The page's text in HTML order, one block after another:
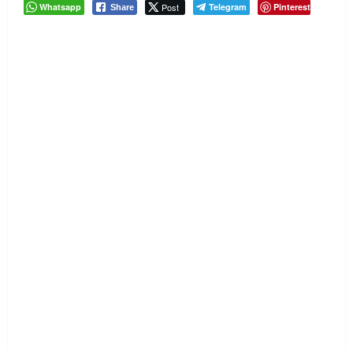
Whatsapp Share Post Telegram Pinterest